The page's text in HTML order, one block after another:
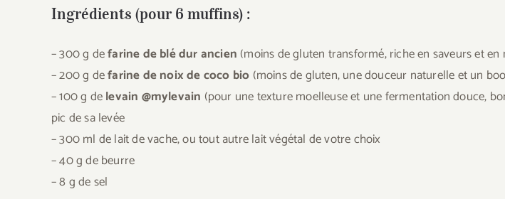
Ingrédients (pour 6 muffins) :
– 300 g defarine de blé dur ancien (moins de gluten transformé, riche en saveurs et
– 200 g defarine de noix de coco bio (moins de gluten, une douceur naturelle et un
– 100 g delevain @mylevain (pour une texture moelleuse et une fermentation douce,
pic de sa levée
– 300 ml de lait de vache, ou tout autre lait végétal de votre choix
– 40 g de beurre
– 8 g de sel